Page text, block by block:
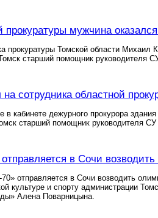
прокуратуры мужчина
прокуратуры Томской области
старший помощник руководителя
сотрудника областной
в кабинете дежурного прокурора
старший помощник руководителя
в Сочи
отправляется в Сочи возводить
культуре и спорту администрации
Алена Поварницына.